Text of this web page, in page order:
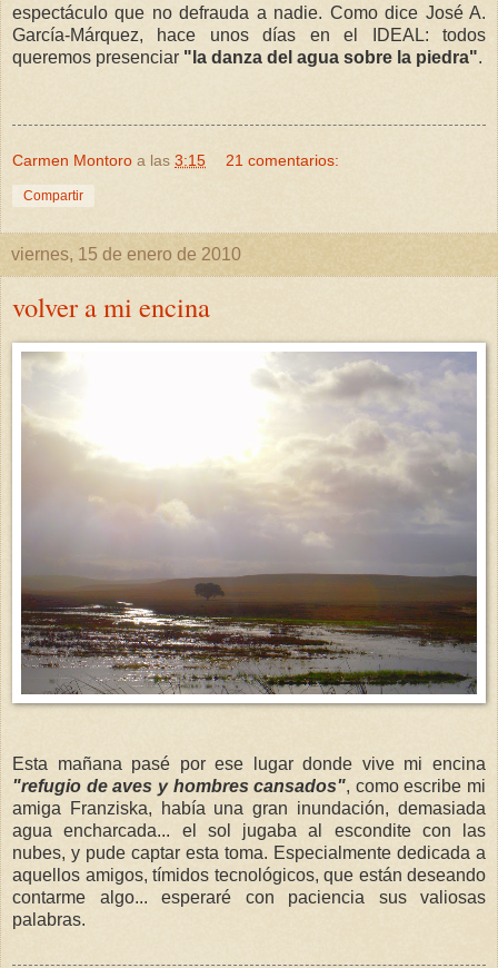
espectáculo que no defrauda a nadie. Como dice José A.
García-Márquez, hace unos días en el IDEAL: todos
queremos presenciar "la danza del agua sobre la piedra".
Carmen Montoro a las 3:15 21 comentarios:
Compartir
viernes, 15 de enero de 2010
volver a mi encina
Esta mañana pasé por ese lugar donde vive mi encina
"refugio de aves y hombres cansados", como escribe mi
amiga Franziska, había una gran inundación, demasiada
agua encharcada... el sol jugaba al escondite con las
nubes, y pude captar esta toma. Especialmente dedicada a
aquellos amigos, tímidos tecnológicos, que están deseando
contarme algo... esperaré con paciencia sus valiosas
palabras.